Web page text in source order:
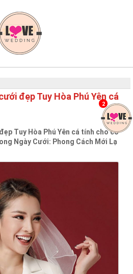
đẹp Tuy Hòa Phú Yên cá
Tuy Hòa Phú Yên cá tính cho cô
Ngày Cưới: Phong Cách Mới Lạ
2